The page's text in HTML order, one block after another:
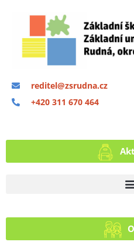
reditel@zsrudna.cz
+420 311 670 464